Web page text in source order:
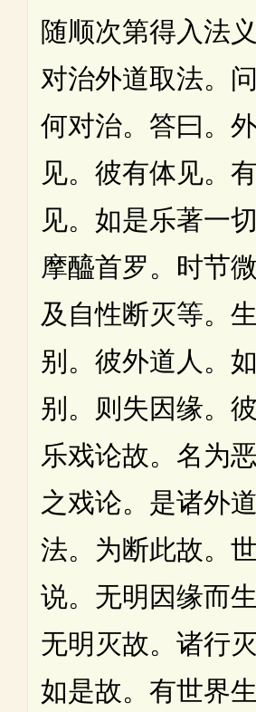
随顺次第得入法
对治外道取法。
何对治。答曰。
见。彼有体见。
见。如是乐著一切
摩醯首罗。时节微
及自性断灭等。
别。彼外道人。
别。则失因缘。
乐戏论故。名为
之戏论。是诸外
法。为断此故。
说。无明因缘而生
无明灭故。诸行
如是故。有世界